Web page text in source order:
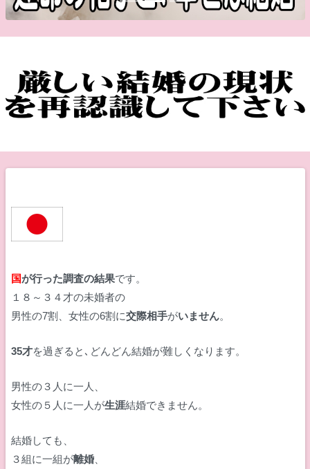
国が行った調査の結果です。
１８～３４才の未婚者の
男性の7割、女性の6割に交際相手がいません。
35才を過ぎると､どんどん結婚が難しくなります。
男性の３人に一人、
女性の５人に一人が生涯結婚できません。
結婚しても、
３組に一組が離婚、